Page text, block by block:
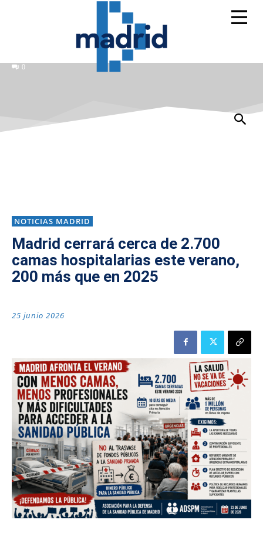
0
NOTICIAS MADRID
Madrid cerrará cerca de 2.700
camas hospitalarias este verano,
200 más que en 2025
25 junio 2026